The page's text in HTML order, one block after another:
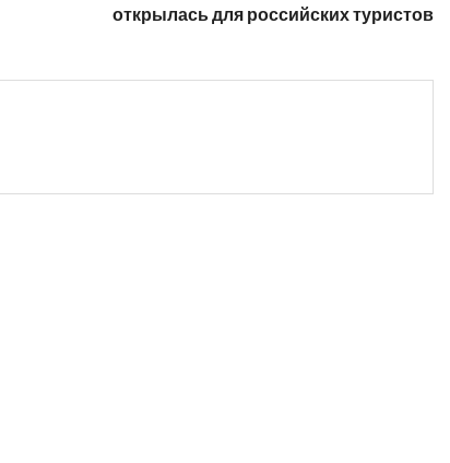
открылась для российских туристов